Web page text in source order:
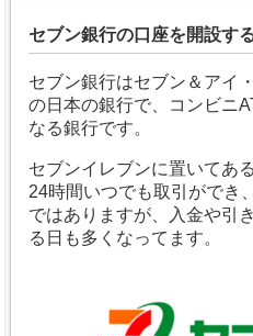
セブン銀行の口座を開設す
セブン銀行はセブン＆アイ
の日本の銀行で、コンビニ
なる銀行です。
セブンイレブンに置いてあ
24時間いつでも取引ができ
ではありますが、入金や引
る日も多くなってます。